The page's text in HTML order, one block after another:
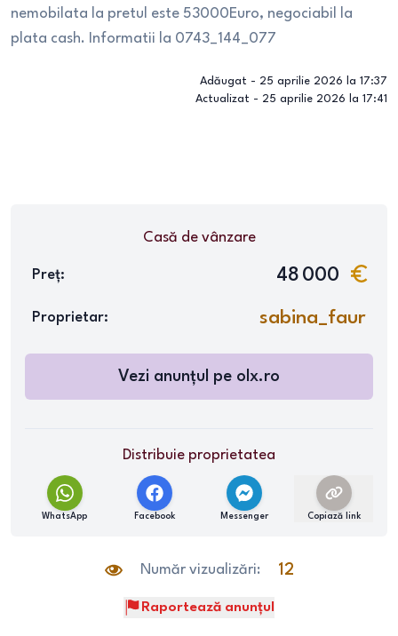
nemobilata la pretul este 53000Euro, negociabil la
plata cash. Informatii la 0743_144_077
Adăugat - 25 aprilie 2026 la 17:37
Actualizat - 25 aprilie 2026 la 17:41
Casă de vânzare
Preț: 48 000
Proprietar: sabina_faur
Vezi anunțul pe olx.ro
Distribuie proprietatea
WhatsApp Facebook Messenger Copiază link
Număr vizualizări: 12
Raportează anunțul